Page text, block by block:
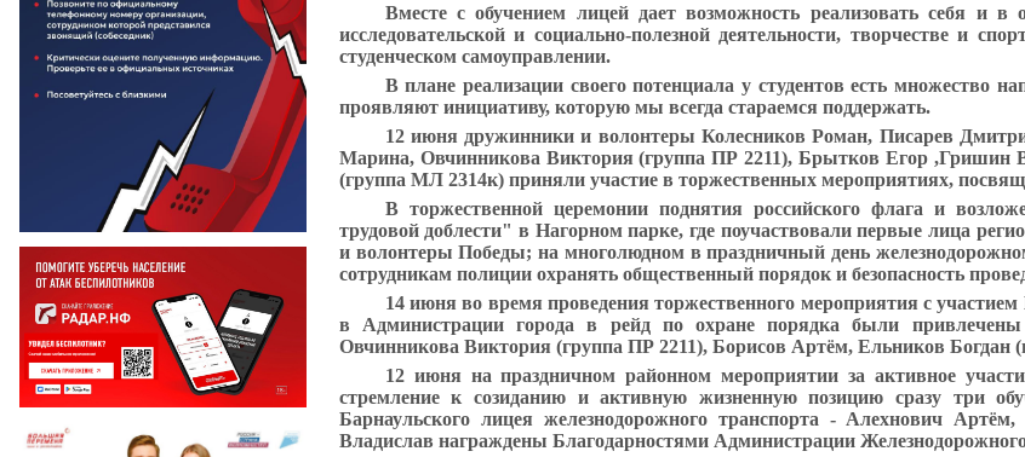
Вместе с обучением лицей дает возможность реализовать себя и в
исследовательской и социально-полезной деятельности, творчестве и
студенческом самоуправлении.
В плане реализации своего потенциала у студентов есть множество
проявляют инициативу, которую мы всегда стараемся поддержать.
12 июня дружинники и волонтерыКолесников Роман, Писарев
Марина, Овчинникова Виктория (группа ПР 2211), Брытков Егор ,Гришин
(группа МЛ 2314к) приняли участие в торжественных мероприятиях,
В торжественной церемонии поднятия российского флага и
трудовой доблести" в Нагорном парке, где поучаствовали первые лица
и волонтеры Победы; на многолюдном в праздничный день
сотрудникам полиции охранять общественный порядок и безопасность
14 июня во время проведения торжественного мероприятия с
в Администрации города в рейд по охране порядка были привлечены
Овчинникова Виктория (группа ПР 2211), Борисов Артём, Ельников Богдан
12 июня на праздничном районном мероприятии за активное
стремление к созиданию и активную жизненную позицию сразу три
Барнаульского лицея железнодорожного транспорта - Алехнович
Владислав награждены Благодарностями Администрации